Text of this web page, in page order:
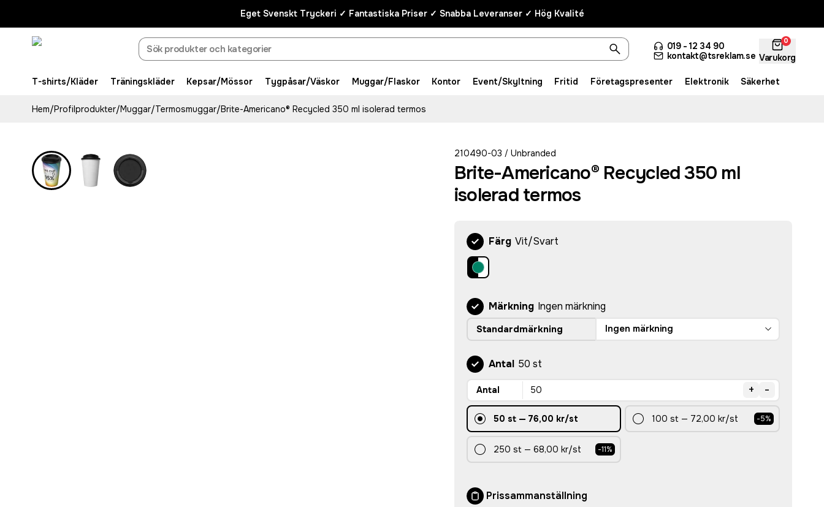
Eget Svenskt Tryckeri ✓ Fantastiska Priser ✓ Snabba Leveranser ✓ Hög Kvalité
019 - 12 34 90
kontakt@tsreklam.se
0
Varukorg
T-shirts/Kläder Träningskläder Kepsar/Mössor Tygpåsar/Väskor Muggar/Flaskor Kontor Event/Skyltning Fritid Företagspresenter Elektronik Säkerhet
Hem/Profilprodukter/Muggar/Termosmuggar/Brite-Americano® Recycled 350 ml isolerad termos
210490-03 / Unbranded
Brite-Americano® Recycled 350 ml
isolerad termos
Färg Vit/Svart
Märkning Ingen märkning
Standardmärkning Ingen märkning
Antal 50 st
Antal + -
50 st— 76,00 kr/st 100 st — 72,00 kr/st -5%
250 st — 68,00 kr/st -11%
Prissammanställning